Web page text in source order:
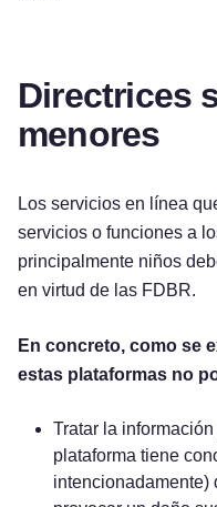
Directrices
menores
Los servicios en línea
servicios o funciones a
principalmente niños
en virtud de las FDBR.
En concreto, como se
estas plataformas no
Tratar la
plataforma tiene
intencionadamente)